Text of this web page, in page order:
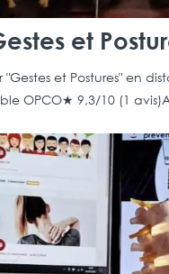
et
et Postures" en
OPCO★ 9,3/10 (1